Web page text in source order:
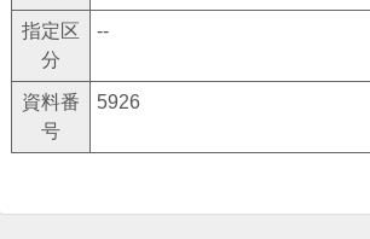
指定区
分
--
資料番
号
5926